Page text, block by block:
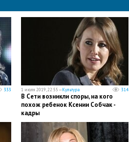
333 1 июля 2019, 22:55 —Культура 314
В Сети возникли споры, на кого
похож ребенок Ксении Собчак -
кадры